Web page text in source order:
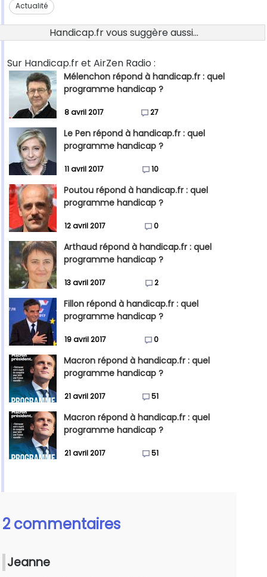
Actualité
Handicap.fr vous suggère aussi...
Sur Handicap.fr et AirZen Radio :
Mélenchon répond à handicap.fr : quel
programme handicap ?
8 avril 2017 27
Le Pen répond à handicap.fr : quel
programme handicap ?
11 avril 2017 10
Poutou répond à handicap.fr : quel
programme handicap ?
12 avril 2017 0
Arthaud répond à handicap.fr : quel
programme handicap ?
13 avril 2017 2
Fillon répond à handicap.fr : quel
programme handicap ?
19 avril 2017 0
Macron répond à handicap.fr : quel
programme handicap ?
21 avril 2017 51
Macron répond à handicap.fr : quel
programme handicap ?
21 avril 2017 51
2 commentaires
Jeanne